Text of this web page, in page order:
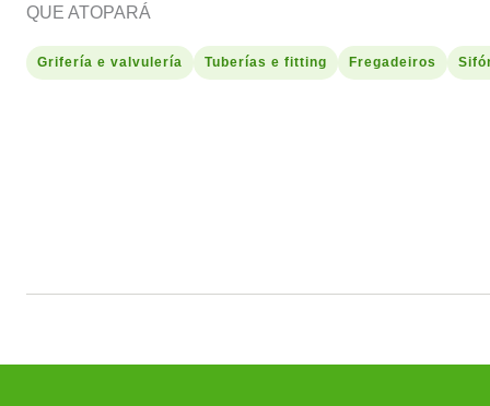
QUE ATOPARÁ
Grifería e valvulería Tuberías e fitting Fregadeiros